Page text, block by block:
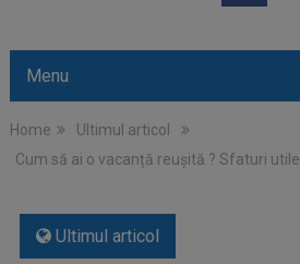
Menu
Home
Ultimul articol
Cum să ai o vacanță reușită ? Sfaturi utile
Ultimul articol